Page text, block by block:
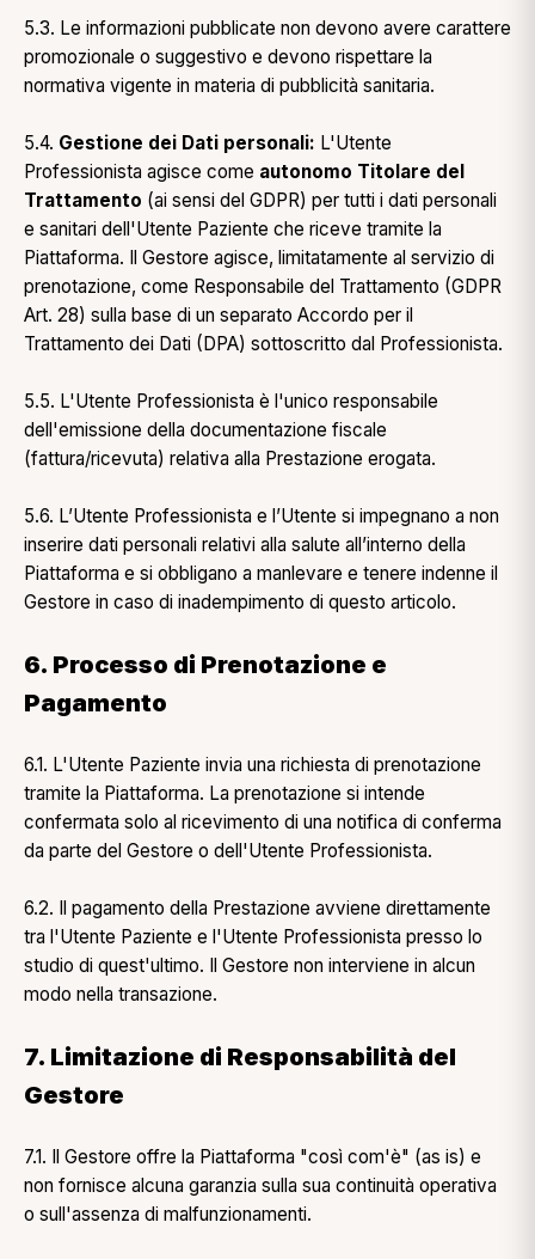
5.3. Le informazioni pubblicate non devono avere carattere
promozionale o suggestivo e devono rispettare la
normativa vigente in materia di pubblicità sanitaria.
5.4. Gestione dei Dati personali: L'Utente
Professionista agisce come autonomo Titolare del
Trattamento (ai sensi del GDPR) per tutti i dati personali
e sanitari dell'Utente Paziente che riceve tramite la
Piattaforma. Il Gestore agisce, limitatamente al servizio di
prenotazione, come Responsabile del Trattamento (GDPR
Art. 28) sulla base di un separato Accordo per il
Trattamento dei Dati (DPA) sottoscritto dal Professionista.
5.5. L'Utente Professionista è l'unico responsabile
dell'emissione della documentazione fiscale
(fattura/ricevuta) relativa alla Prestazione erogata.
5.6. L’Utente Professionista e l’Utente si impegnano a non
inserire dati personali relativi alla salute all’interno della
Piattaforma e si obbligano a manlevare e tenere indenne il
Gestore in caso di inadempimento di questo articolo.
6. Processo di Prenotazione e
Pagamento
6.1. L'Utente Paziente invia una richiesta di prenotazione
tramite la Piattaforma. La prenotazione si intende
confermata solo al ricevimento di una notifica di conferma
da parte del Gestore o dell'Utente Professionista.
6.2. Il pagamento della Prestazione avviene direttamente
tra l'Utente Paziente e l'Utente Professionista presso lo
studio di quest'ultimo. Il Gestore non interviene in alcun
modo nella transazione.
7. Limitazione di Responsabilità del
Gestore
7.1. Il Gestore offre la Piattaforma "così com'è" (as is) e
non fornisce alcuna garanzia sulla sua continuità operativa
o sull'assenza di malfunzionamenti.